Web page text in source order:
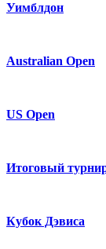
Уимблдон
Australian Open
US Open
Итоговый
Кубок Дэвиса